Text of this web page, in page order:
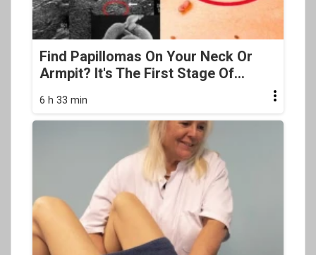
Find Papillomas On Your Neck Or
Armpit? It's The First Stage Of...
6 h 33 min